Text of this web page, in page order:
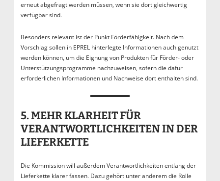
erneut abgefragt werden müssen, wenn sie dort gleichwertig
verfügbar sind.
Besonders relevant ist der Punkt Förderfähigkeit. Nach dem
Vorschlag sollen in EPREL hinterlegte Informationen auch genutzt
werden können, um die Eignung von Produkten für Förder- oder
Unterstützungsprogramme nachzuweisen, sofern die dafür
erforderlichen Informationen und Nachweise dort enthalten sind.
5. MEHR KLARHEIT FÜR
VERANTWORTLICHKEITEN IN DER
LIEFERKETTE
Die Kommission will außerdem Verantwortlichkeiten entlang der
Lieferkette klarer fassen. Dazu gehört unter anderem die Rolle